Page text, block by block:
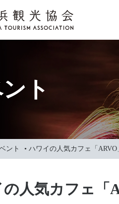
ト
ント • ハワイの人気カフェ「
人気カフェ「